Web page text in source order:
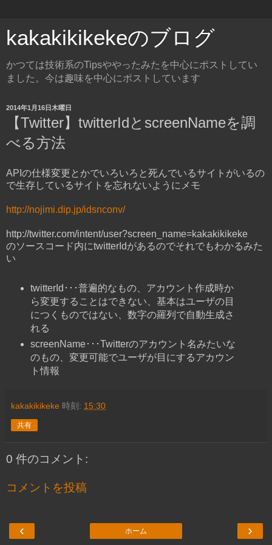
kakakikikekeのブログ
かつては技術系のTipsややったみたを中心にポストしてい
ました。今は趣味を中心にポストしています
2014年1月16日木曜日
【Twitter】twitterIdとscreenNameを調
べる方法
APIの仕様変更とかでいろいろと死んでいるサイトがいるの
で生存しているサイトを忘れないようにメモ
http://nojimi.dip.jp/idsnconv/
http://twitter.com/intent/user?screen_name=kakakikikeke
のソースコード内にtwitterIdがあるのでそれでもわかるみた
い
twitterId･･･普遍的なもの、アカウント作成時か
ら変更することはできない、基本はユーザの目
につくものではない、数字の羅列で自動生成さ
れる
screenName･･･Twitterのアカウント名みたいな
のもの、変更可能でユーザが目にするアカウン
ト情報
kakakikikeke 時刻: 15:30
共有
0 件のコメント:
コメントを投稿
‹ ›
ホーム